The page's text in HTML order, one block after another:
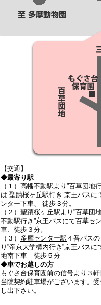
【交通】
◆最寄り駅
（１） 高幡不動駅より”百草団地
は”聖蹟桜ヶ丘駅行き”京王バスに
ンター下車、 徒歩３分。
（２） 聖蹟桜ヶ丘駅より”百草団
不動駅行き”京王バスにて百草セ
車、徒歩３分。
（３） 多摩センター駅 ４番バス
り”帝京大学構内行き”京王バスに
地南下車 徒歩５分
◆車でお越しの方
もぐさ台保育園前の信号より３
当院契約駐車場がございます。
し出下さい。